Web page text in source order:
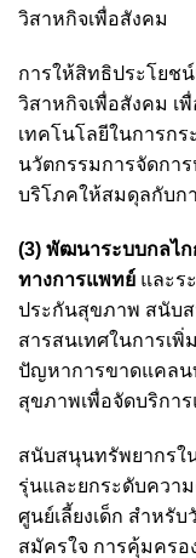
วิสาหกิจเพื่อสังคม
การให้สิทธิประโยช
วิสาหกิจเพื่อสังคม เ
เทคโนโลยีในการกร
นวัตกรรมการจัดกา
บริโภคให้สมดุลกับก
(3) พัฒนาระบบกลไ
ทางการแพทย์ และร
ประกันสุขภาพ สนับ
สารสนเทศในการเ
ปัญหาการขาดแคลน
สุขภาพเพื่อจัดบริกา
สนับสนุนทรัพยากรใ
รุ่นและยกระดับควา
ศูนย์เลี้ยงเด็ก สำหรั
สมัครใจ การคุ้มครอ